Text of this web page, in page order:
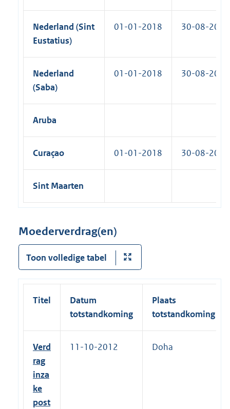
Nederland (Sint
Eustatius)
01-01-2018 30-08-2018
Nederland
(Saba)
01-01-2018 30-08-2018
Aruba
Curaçao 01-01-2018 30-08-2018
Sint Maarten
Moederverdrag(en)
Toon volledige tabel
Titel
Datum
totstandkoming
Plaats
totstandkoming
Verd
rag
inza
ke
post
11-10-2012 Doha